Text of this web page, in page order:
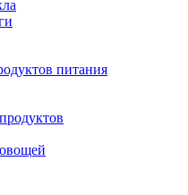
питания